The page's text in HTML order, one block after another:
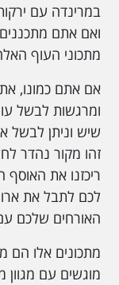
במרינדה עם
ואם אתם
מתכוני העוף
אם אתם כמונו,
ומרגשות לבשל
שיש וניתן לבשל
זהו מקור נהדר
ריכזנו את האוסף
לכם לתבל את
האורחים שלכם
מתכונים אלו הם
מוגשים עם מגוון